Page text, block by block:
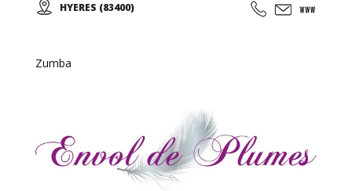
gratuite! Pour toute inscription, l'accès au sauna est offert
HYERES (83400)
Zumba